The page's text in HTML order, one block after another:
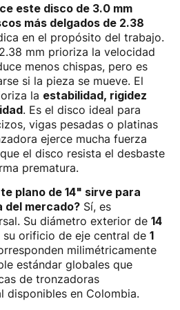
este disco de 3.0 mm
más delgados de 2.38
en el propósito del trabajo.
mm prioriza la velocidad
menos chispas, pero es
si la pieza se mueve. El
la estabilidad, rigidez
. Es el disco ideal para
vigas pesadas o platinas
ejerce mucha fuerza
el disco resista el desbaste
prematura.
plano de 14" sirve para
del mercado?Sí, es
Su diámetro exterior de 14
su orificio de eje central de 1
milimétricamente
estándar globales que
de tronzadoras
disponibles en Colombia.